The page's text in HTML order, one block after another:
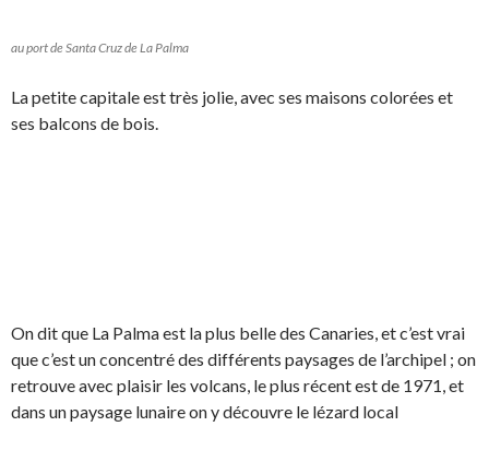
au port de Santa Cruz de La Palma
La petite capitale est très jolie, avec ses maisons colorées et
ses balcons de bois.
On dit que La Palma est la plus belle des Canaries, et c’est vrai
que c’est un concentré des différents paysages de l’archipel ; on
retrouve avec plaisir les volcans, le plus récent est de 1971, et
dans un paysage lunaire on y découvre le lézard local